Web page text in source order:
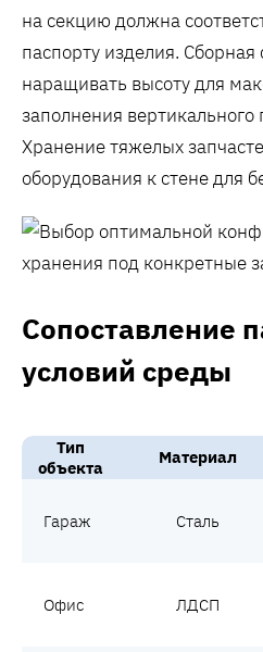
на секцию должна
паспорту изделия. Сборная
наращивать высоту для
заполнения вертикального
Хранение тяжелых
оборудования к стене для
Сопоставление
условий среды
Тип
объекта
Материал
Гараж Сталь
Офис ЛДСП